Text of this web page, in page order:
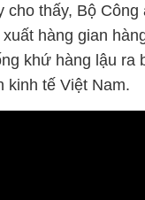
cho thấy, Bộ
hàng gian
khứ hàng lậu
kinh tế Việt Nam.